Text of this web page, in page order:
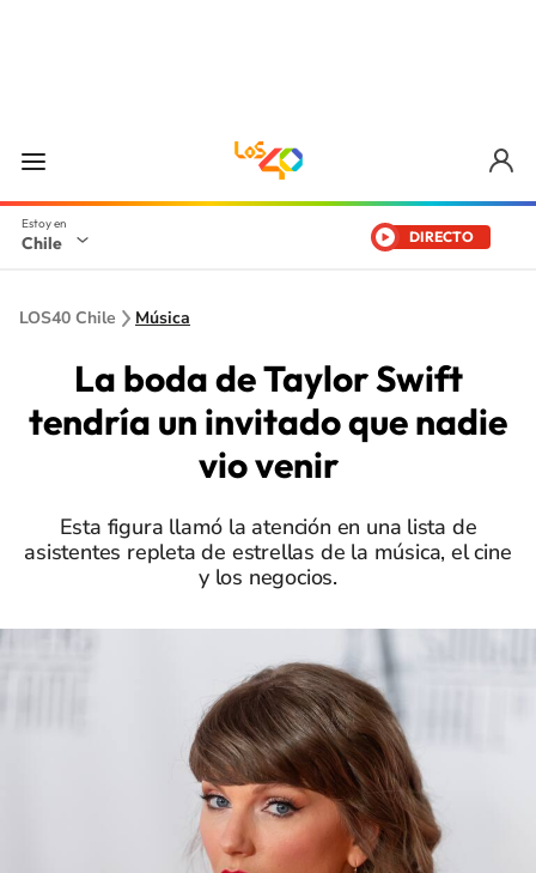
Chile DIRECTO
LOS40 Chile Música
La boda de Taylor Swift
tendría un invitado que nadie
vio venir
Esta figura llamó la atención en una lista de
asistentes repleta de estrellas de la música, el cine
y los negocios.